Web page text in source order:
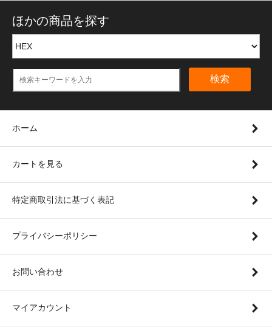
ほかの商品を探す
検索
ホーム
カートを見る
特定商取引法に基づく表記
プライバシーポリシー
お問い合わせ
マイアカウント